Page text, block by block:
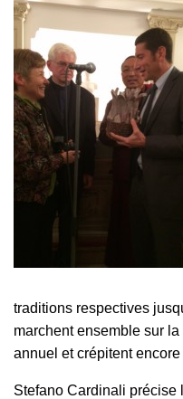
traditions respectives
marchent ensemble sur
annuel et crépitent
Stefano Cardinali précise